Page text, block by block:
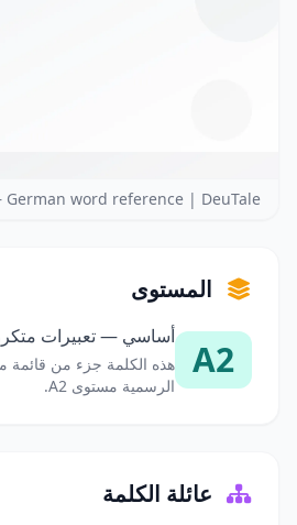
German word reference | DeuTale
المستوى
A2
أساسي — تعبيرات
هذه الكلمة جزء من قائمة
الرسمية مستوى A2.
عائلة الكلمة